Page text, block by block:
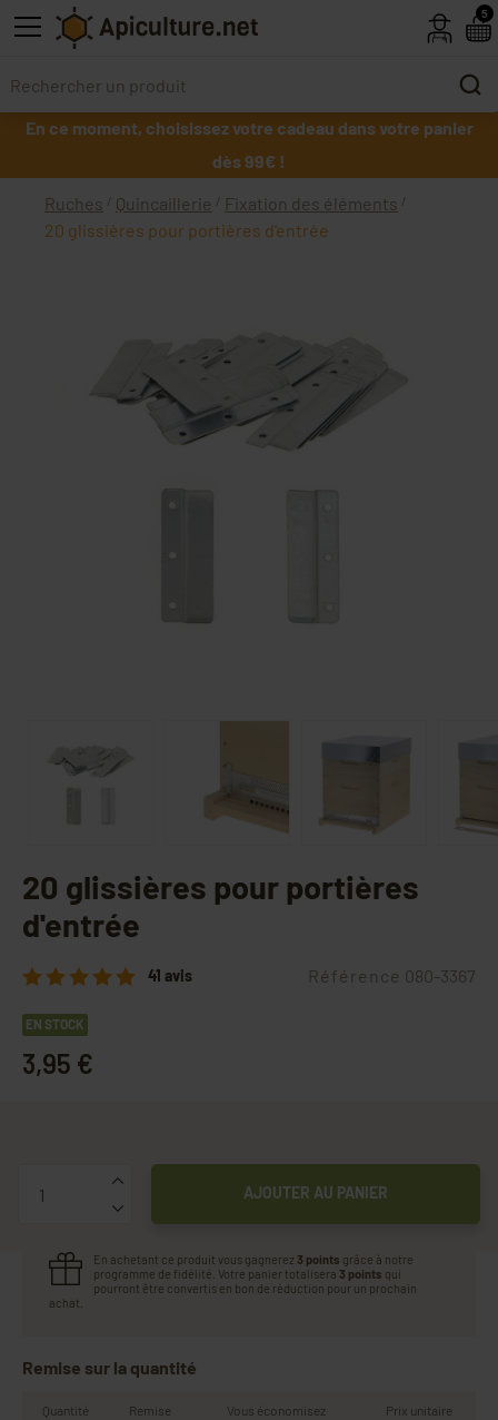
Skip to main content
En ce moment, choisissez votre cadeau dans votre panier
dès 99€ !
Ruches Quincaillerie
Fixation des éléments
20 glissières pour portières d'entrée
20 glissières pour portières
d'entrée
41 avis Référence 080-3367
EN STOCK
3,95 €
AJOUTER AU PANIER
En achetant ce produit vous gagnerez 3 points grâce à notre
programme de fidélité. Votre panier totalisera 3 points qui
pourront être convertis en bon de réduction pour un prochain
achat.
Remise sur la quantité
Quantité Remise Vous économisez Prix unitaire
5